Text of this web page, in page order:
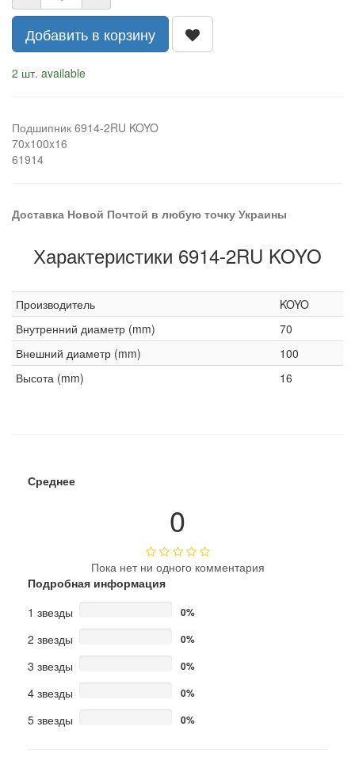
Добавить в корзину
2 шт. available
Подшипник 6914-2RU KOYO
70x100x16
61914
Доставка Новой Почтой в любую точку Украины
Характеристики 6914-2RU KOYO
Производитель
KOYO
Внутренний диаметр (mm)
70
Внешний диаметр (mm)
100
Высота (mm)
16
Среднее
0
Пока нет ни одного комментария
Подробная информация
1 звезды
0%
2 звезды 0%
3 звезды 0%
4 звезды 0%
5 звезды 0%